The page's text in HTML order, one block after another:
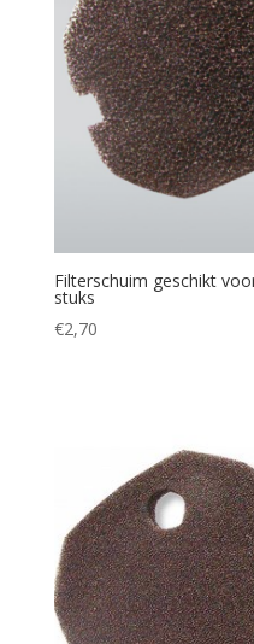
Filterschuim geschikt
stuks
€2,70